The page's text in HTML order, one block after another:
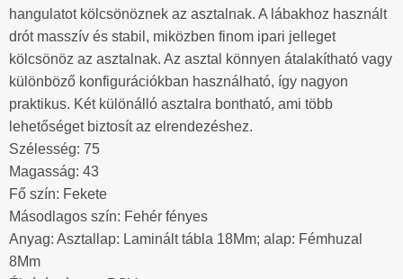
hangulatot kölcsönöznek az asztalnak. A lábakhoz használt
drót masszív és stabil, miközben finom ipari jelleget
kölcsönöz az asztalnak. Az asztal könnyen átalakítható vagy
különböző konfigurációkban használható, így nagyon
praktikus. Két különálló asztalra bontható, ami több
lehetőséget biztosít az elrendezéshez.
Szélesség: 75
Magasság: 43
Fő szín: Fekete
Másodlagos szín: Fehér fényes
Anyag: Asztallap: Laminált tábla 18Mm; alap: Fémhuzal
8Mm